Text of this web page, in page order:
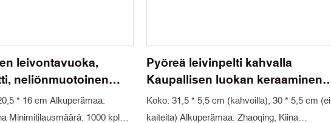
leivontavuoka,
neliönmuotoinen
kannella,
leivontatyökalu
* 16 cm Alkuperämaa:
Minimitilausmäärä: 1000 kpl
Pyöreä leivinpelti kahvalla
Kaupallisen luokan keraaminen
leivinpelti
Koko: 31,5 * 5,5 cm (kahvoilla), 30 * 5,5 cm (ei
kaiteita) Alkuperämaa: Zhaoqing, Kiina